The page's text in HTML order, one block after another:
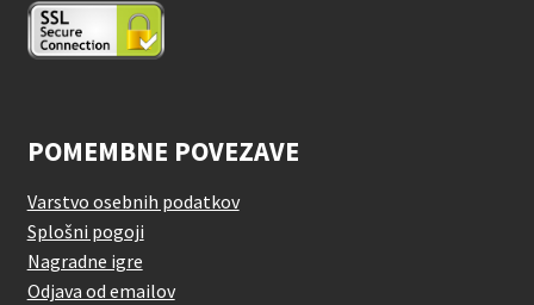
POMEMBNE POVEZAVE
Varstvo osebnih podatkov
Splošni pogoji
Nagradne igre
Odjava od emailov